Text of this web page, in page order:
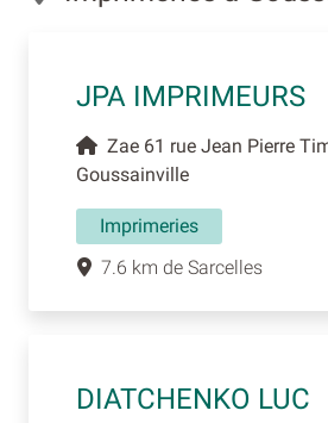
JPA IMPRIMEURS
Zae 61 rue Jean Pierre
Goussainville
Imprimeries
7.6 km de Sarcelles
DIATCHENKO LUC